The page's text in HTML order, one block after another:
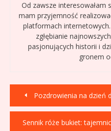
Od zawsze interesowałam
mam przyjemność
platformach
zgłębianie
pasjonujących historii i
gronem
Nawigacja
wpisu
Pozdrowienia na dzień dobry: